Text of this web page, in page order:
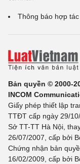
Thông báo hợp tác
Bản quyền © 2000-
INCOM
Giấy phép thiết lập
TTĐT cấp ngày 29/
Sở TT-TT Hà Nội,
26/07/2007, cấp bởi
Chứng nhận bản
16/02/2009, cấp bởi